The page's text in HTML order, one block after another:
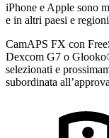
iPhone e Apple sono
e in altri paesi e
CamAPS FX con
Dexcom G7 o
selezionati e
subordinata